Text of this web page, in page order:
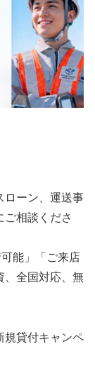
ローン、運送事
相談くださ
能」「ご来店
、全国対応、無
規貸付キャンペ